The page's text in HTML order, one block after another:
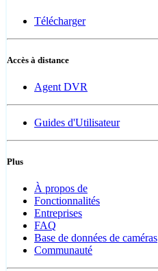
Télécharger
Accès à distance
Agent DVR
Guides d'Utilisateur
Plus
À propos de
Fonctionnalités
Entreprises
FAQ
Base de données de caméras
Communauté